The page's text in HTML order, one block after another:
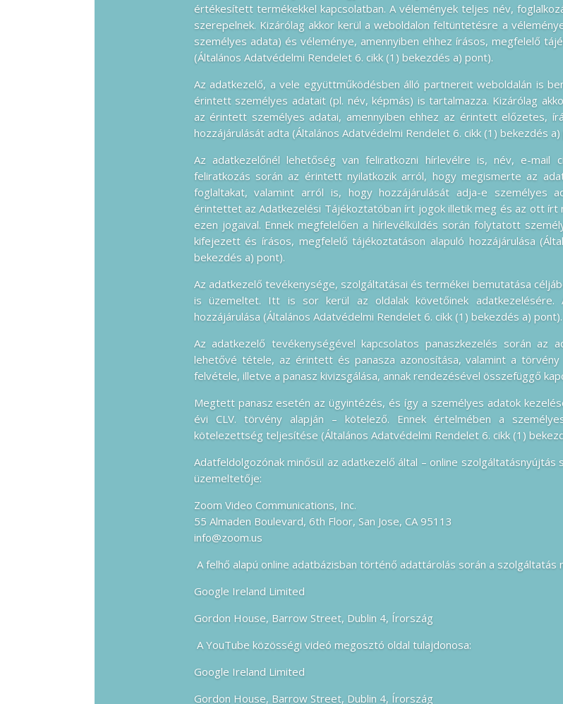
értékesített termékekkel kapcsolatban. A vélemények teljes név,
szerepelnek. Kizárólag akkor kerül a weboldalon feltüntetésre a
személyes adata) és véleménye, amennyiben ehhez írásos, megfelelő
(Általános Adatvédelmi Rendelet 6. cikk (1) bekezdés a) pont).
Az adatkezelő, a vele együttműködésben álló partnereit weboldalán is
érintett személyes adatait (pl. név, képmás) is tartalmazza. Kizárólag
az érintett személyes adatai, amennyiben ehhez az érintett előzetes,
hozzájárulását adta (Általános Adatvédelmi Rendelet 6. cikk (1) bekezdés a)
Az adatkezelőnél lehetőség van feliratkozni hírlevélre is, név, e-mail
feliratkozás során az érintett nyilatkozik arról, hogy megismerte az
foglaltakat, valamint arról is, hogy hozzájárulását adja-e személyes
érintettet az Adatkezelési Tájékoztatóban írt jogok illetik meg és az ott írt
ezen jogaival. Ennek megfelelően a hírlevélküldés során folytatott
kifejezett és írásos, megfelelő tájékoztatáson alapuló hozzájárulása
bekezdés a) pont).
Az adatkezelő tevékenysége, szolgáltatásai és termékei bemutatása
is üzemeltet. Itt is sor kerül az oldalak követőinek adatkezelésére.
hozzájárulása (Általános Adatvédelmi Rendelet 6. cikk (1) bekezdés a) pont).
Az adatkezelő tevékenységével kapcsolatos panaszkezelés során az
lehetővé tétele, az érintett és panasza azonosítása, valamint a
felvétele, illetve a panasz kivizsgálása, annak rendezésével összefüggő
Megtett panasz esetén az ügyintézés, és így a személyes adatok
évi CLV. törvény alapján – kötelező. Ennek értelmében a
kötelezettség teljesítése (Általános Adatvédelmi Rendelet 6. cikk (1)
Adatfeldolgozónak minősül az adatkezelő által – online szolgáltatásnyújtás
üzemeltetője:
Zoom Video Communications, Inc.
55 Almaden Boulevard, 6th Floor, San Jose, CA 95113
info@zoom.us
A felhő alapú online adatbázisban történő adattárolás során a szolgáltatás
Google Ireland Limited
Gordon House, Barrow Street, Dublin 4, Írország
A YouTube közösségi videó megosztó oldal tulajdonosa:
Google Ireland Limited
Gordon House, Barrow Street, Dublin 4, Írország